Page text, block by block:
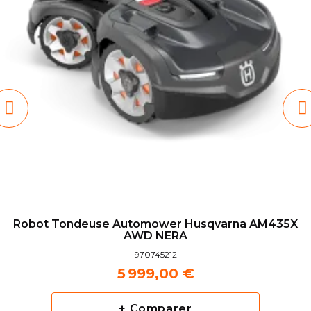
Robot Tondeuse Automower Husqvarna AM435X
AWD NERA
970745212
5 999,00 €